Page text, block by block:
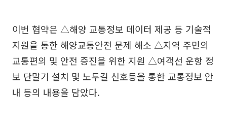
이번 협약은 △해양 교통정보 데이터 제공 등 기술적
지원을 통한 해양교통안전 문제 해소 △지역 주민의
교통편의 및 안전 증진을 위한 지원 △여객선 운항 정
보 단말기 설치 및 노두길 신호등을 통한 교통정보 안
내 등의 내용을 담았다.